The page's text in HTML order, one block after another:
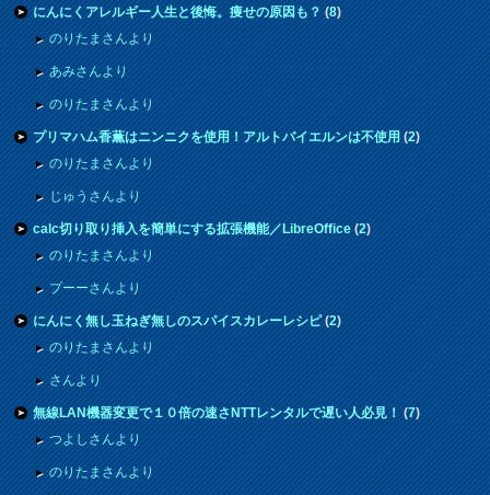
にんにくアレルギー人生と後悔。痩せの原因も？(8)
のりたまさんより
あみさんより
のりたまさんより
プリマハム香薫はニンニクを使用！アルトバイエルンは不使用(2)
のりたまさんより
じゅうさんより
calc切り取り挿入を簡単にする拡張機能／LibreOffice(2)
のりたまさんより
プーーさんより
にんにく無し玉ねぎ無しのスパイスカレーレシピ(2)
のりたまさんより
さんより
無線LAN機器変更で１０倍の速さNTTレンタルで遅い人必見！(7)
つよしさんより
のりたまさんより